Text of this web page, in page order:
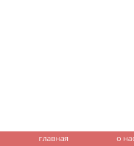
главная о